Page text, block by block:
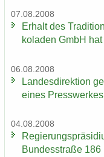
07.08.2008
Er­halt des
ko­la­den GmbH
06.08.2008
Lan­des­di­rek­ti­on
eines
04.08.2008
Bun­des­stra­ße 186